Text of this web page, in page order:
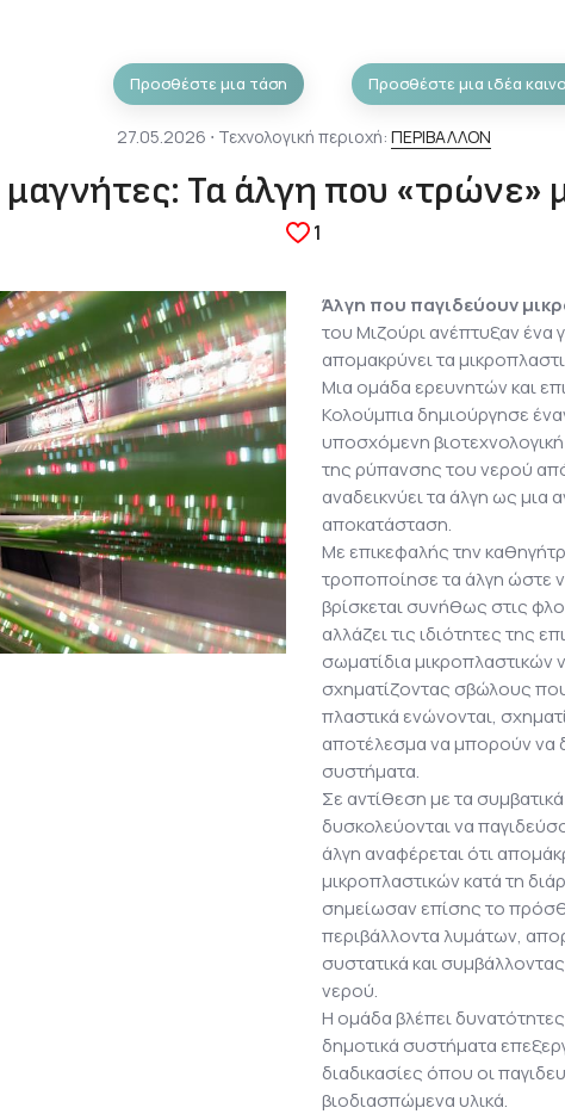
Προσθέστε μια τάση Προσθέστε μια ιδέα
27.05.2026 ⋅ Τεχνολογική περιοχή: ΠΕΡΙΒΑΛΛΟΝ
μαγνήτες: Τα άλγη που «τρώνε»
1
Άλγη που παγιδεύουν
του Μιζούρι ανέπτυξαν ένα
απομακρύνει τα
Μια ομάδα ερευνητών και
Κολούμπια δημιούργησε
υποσχόμενη
της ρύπανσης του νερού
αναδεικνύει τα άλγη ως μια
αποκατάσταση.
Με επικεφαλής την
τροποποίησε τα άλγη ώστε
βρίσκεται συνήθως στις
αλλάζει τις ιδιότητες της
σωματίδια
σχηματίζοντας σβώλους
πλαστικά ενώνονται,
αποτέλεσμα να μπορούν να
συστήματα.
Σε αντίθεση με τα
δυσκολεύονται να
άλγη αναφέρεται ότι
μικροπλαστικών κατά τη
σημείωσαν επίσης το
περιβάλλοντα λυμάτων,
συστατικά και
νερού.
Η ομάδα βλέπει
δημοτικά συστήματα
διαδικασίες όπου οι
βιοδιασπώμενα υλικά.